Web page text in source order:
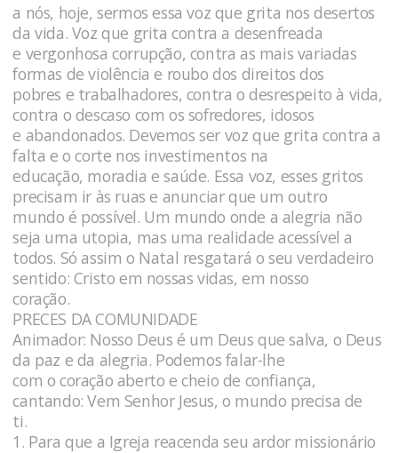
a nós, hoje, sermos essa voz que grita nos desertos
da vida. Voz que grita contra a desenfreada
e vergonhosa corrupção, contra as mais variadas
formas de violência e roubo dos direitos dos
pobres e trabalhadores, contra o desrespeito à vida,
contra o descaso com os sofredores, idosos
e abandonados. Devemos ser voz que grita contra a
falta e o corte nos investimentos na
educação, moradia e saúde. Essa voz, esses gritos
precisam ir às ruas e anunciar que um outro
mundo é possível. Um mundo onde a alegria não
seja uma utopia, mas uma realidade acessível a
todos. Só assim o Natal resgatará o seu verdadeiro
sentido: Cristo em nossas vidas, em nosso
coração.
PRECES DA COMUNIDADE
Animador: Nosso Deus é um Deus que salva, o Deus
da paz e da alegria. Podemos falar-lhe
com o coração aberto e cheio de confiança,
cantando: Vem Senhor Jesus, o mundo precisa de
ti.
1. Para que a Igreja reacenda seu ardor missionário